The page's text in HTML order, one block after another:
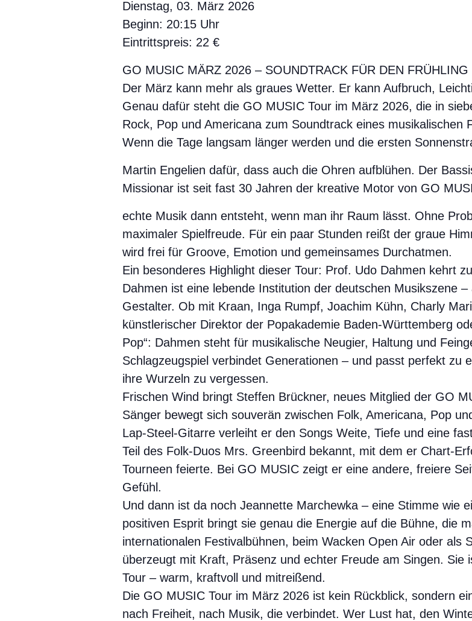
Dienstag, 03. März 2026
Beginn: 20:15 Uhr
Eintrittspreis: 22 €
GO MUSIC MÄRZ 2026 – SOUNDTRACK FÜR DEN FRÜHLING
Der März kann mehr als graues Wetter. Er kann Aufbruch,
Genau dafür steht die GO MUSIC Tour im März 2026, die in
Rock, Pop und Americana zum Soundtrack eines musikalischen
Wenn die Tage langsam länger werden und die ersten
Martin Engelien dafür, dass auch die Ohren aufblühen. Der
Missionar ist seit fast 30 Jahren der kreative Motor von GO
echte Musik dann entsteht, wenn man ihr Raum lässt. Ohne
maximaler Spielfreude. Für ein paar Stunden reißt der graue
wird frei für Groove, Emotion und gemeinsames Durchatmen.
Ein besonderes Highlight dieser Tour: Prof. Udo Dahmen kehrt
Dahmen ist eine lebende Institution der deutschen Musikszene
Gestalter. Ob mit Kraan, Inga Rumpf, Joachim Kühn, Charly
künstlerischer Direktor der Popakademie Baden-Württemberg
Pop“: Dahmen steht für musikalische Neugier, Haltung und
Schlagzeugspiel verbindet Generationen – und passt perfekt zu
ihre Wurzeln zu vergessen.
Frischen Wind bringt Steffen Brückner, neues Mitglied der GO
Sänger bewegt sich souverän zwischen Folk, Americana, Pop
Lap-Steel-Gitarre verleiht er den Songs Weite, Tiefe und eine
Teil des Folk-Duos Mrs. Greenbird bekannt, mit dem er Chart-
Tourneen feierte. Bei GO MUSIC zeigt er eine andere, freiere
Gefühl.
Und dann ist da noch Jeannette Marchewka – eine Stimme wie
positiven Esprit bringt sie genau die Energie auf die Bühne, die
internationalen Festivalbühnen, beim Wacken Open Air oder als
überzeugt mit Kraft, Präsenz und echter Freude am Singen. Sie
Tour – warm, kraftvoll und mitreißend.
Die GO MUSIC Tour im März 2026 ist kein Rückblick, sondern
nach Freiheit, nach Musik, die verbindet. Wer Lust hat, den